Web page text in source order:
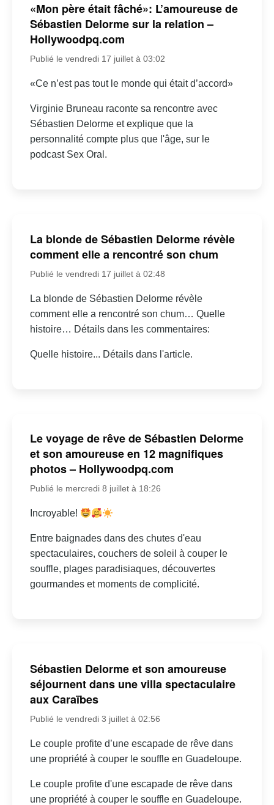
«Mon père était fâché»: L’amoureuse de
Sébastien Delorme sur la relation –
Hollywoodpq.com
Publié le vendredi 17 juillet à 03:02
«Ce n’est pas tout le monde qui était d’accord»
Virginie Bruneau raconte sa rencontre avec
Sébastien Delorme et explique que la
personnalité compte plus que l'âge, sur le
podcast Sex Oral.
La blonde de Sébastien Delorme révèle
comment elle a rencontré son chum
Publié le vendredi 17 juillet à 02:48
La blonde de Sébastien Delorme révèle
comment elle a rencontré son chum… Quelle
histoire… Détails dans les commentaires:
Quelle histoire... Détails dans l'article.
Le voyage de rêve de Sébastien Delorme
et son amoureuse en 12 magnifiques
photos – Hollywoodpq.com
Publié le mercredi 8 juillet à 18:26
Incroyable!
Entre baignades dans des chutes d'eau
spectaculaires, couchers de soleil à couper le
souffle, plages paradisiaques, découvertes
gourmandes et moments de complicité.
Sébastien Delorme et son amoureuse
séjournent dans une villa spectaculaire
aux Caraïbes
Publié le vendredi 3 juillet à 02:56
Le couple profite d’une escapade de rêve dans
une propriété à couper le souffle en Guadeloupe.
Le couple profite d'une escapade de rêve dans
une propriété à couper le souffle en Guadeloupe.